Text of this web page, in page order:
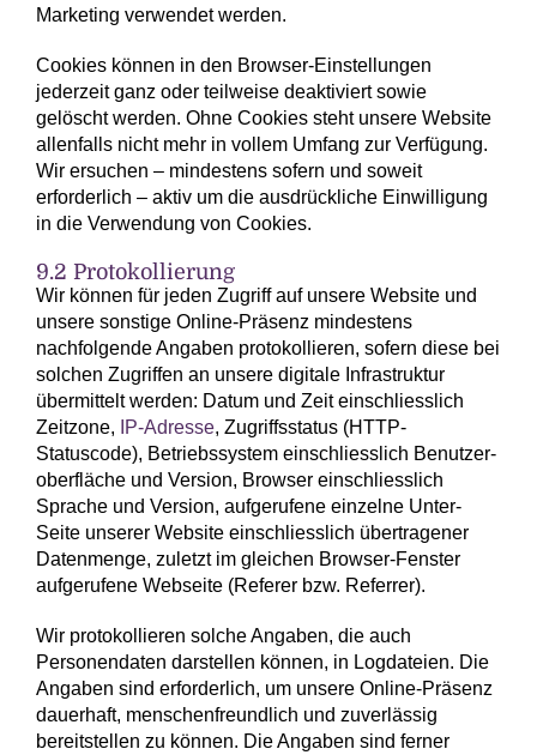
Marketing verwendet werden.
Cookies können in den Browser-Einstellungen
jederzeit ganz oder teilweise deaktiviert sowie
gelöscht werden. Ohne Cookies steht unsere Website
allenfalls nicht mehr in vollem Umfang zur Verfügung.
Wir ersuchen – mindestens sofern und soweit
erforderlich – aktiv um die ausdrückliche Einwilligung
in die Verwendung von Cookies.
9.2 Protokollierung
Wir können für jeden Zugriff auf unsere Website und
unsere sonstige Online-Präsenz mindestens
nachfolgende Angaben protokollieren, sofern diese bei
solchen Zugriffen an unsere digitale Infrastruktur
übermittelt werden: Datum und Zeit einschliesslich
Zeitzone,
IP-Adresse, Zugriffsstatus (HTTP-
Statuscode), Betriebs­system einschliesslich Benutzer­
oberfläche und Version, Browser einschliesslich
Sprache und Version, aufgerufene einzelne Unter-
Seite unserer Website einschliesslich übertragener
Daten­menge, zuletzt im gleichen Browser-Fenster
aufgerufene Webseite (Referer bzw. Referrer).
Wir protokollieren solche Angaben, die auch
Personendaten darstellen können, in Log­dateien. Die
Angaben sind erforderlich, um unsere Online-Präsenz
dauerhaft, menschen­freundlich und zuverlässig
bereitstellen zu können. Die Angaben sind ferner